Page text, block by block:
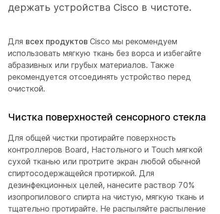
держать устройства Cisco в чистоте.
Для всех продуктов Cisco мы рекомендуем
использовать мягкую ткань без ворса и избегайте
абразивных или грубых материалов. Также
рекомендуется отсоединять устройство перед
очисткой.
Чистка поверхностей сенсорного стекла
Для общей чистки протирайте поверхность
контроллеров Board, Настольного и Touch мягкой
сухой тканью или протрите экран любой обычной
спиртосодержащейся протиркой. Для
дезинфекционных целей, нанесите раствор 70%
изопропилового спирта на чистую, мягкую ткань и
тщательно протирайте. Не распыляйте распыление